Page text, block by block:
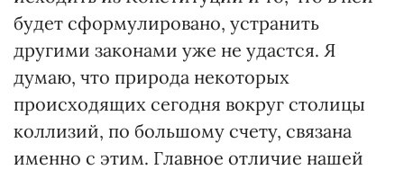
будет сформулировано, устранить
другими законами уже не удастся. Я
думаю, что природа некоторых
происходящих сегодня вокруг столицы
коллизий, по большому счету, связана
именно с этим. Главное отличие нашей